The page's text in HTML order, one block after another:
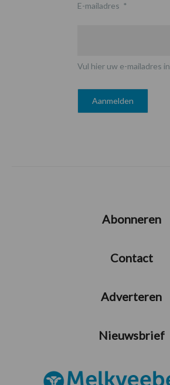
E-mailadres *
Vul hier uw e-mailadres in
Abonneren
Contact
Adverteren
Nieuwsbrief